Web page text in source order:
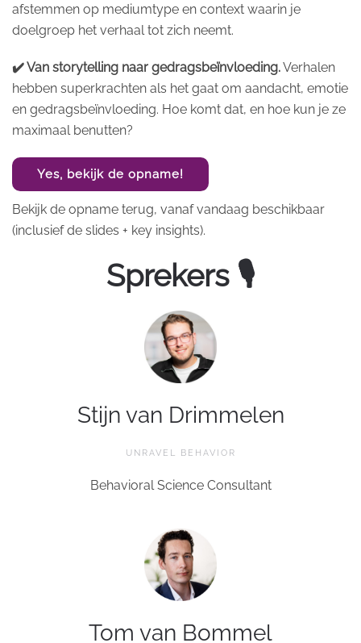
afstemmen op mediumtype en context waarin je
doelgroep het verhaal tot zich neemt.
✔️ Van storytelling naar gedragsbeïnvloeding.Verhalen
hebben superkrachten als het gaat om aandacht, emotie
en gedragsbeïnvloeding. Hoe komt dat, en hoe kun je ze
maximaal benutten?
Yes, bekijk de opname!
Bekijk de opname terug, vanaf vandaag beschikbaar
(inclusief de slides + key insights).
Sprekers 🎙
Stijn van Drimmelen
UNRAVEL BEHAVIOR
Behavioral Science Consultant
Tom van Bommel